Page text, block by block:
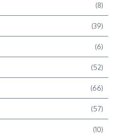
(8)
(39)
(6)
(52)
(66)
(57)
(10)